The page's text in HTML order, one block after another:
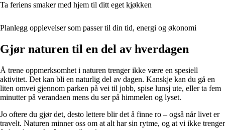
Ta feriens smaker med hjem til ditt eget kjøkken
Planlegg opplevelser som passer til din tid, energi og økonomi
Gjør naturen til en del av hverdagen
Å trene oppmerksomhet i naturen trenger ikke være en spesiell
aktivitet. Det kan bli en naturlig del av dagen. Kanskje kan du gå en
liten omvei gjennom parken på vei til jobb, spise lunsj ute, eller ta fem
minutter på verandaen mens du ser på himmelen og lyset.
Jo oftere du gjør det, desto lettere blir det å finne ro – også når livet er
travelt. Naturen minner oss om at alt har sin rytme, og at vi ikke trenger